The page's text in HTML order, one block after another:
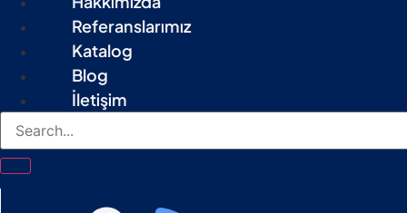
Referanslarımız
Katalog
Blog
İletişim